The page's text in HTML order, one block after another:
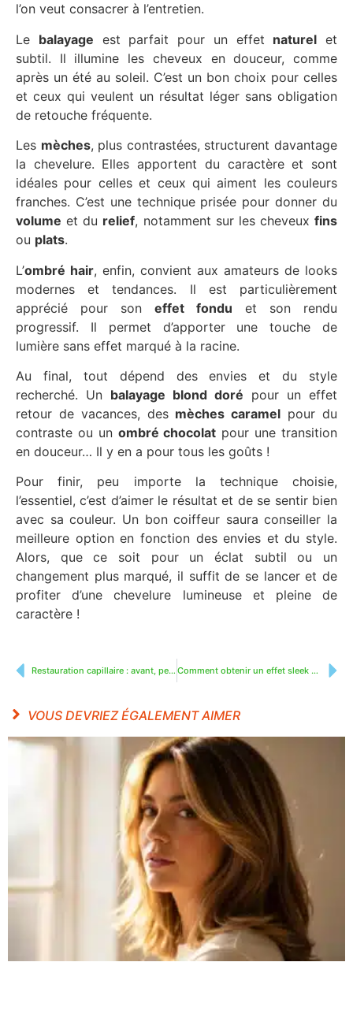
l’on veut consacrer à l’entretien.
Le balayage est parfait pour un effet naturel et
subtil. Il illumine les cheveux en douceur, comme
après un été au soleil. C’est un bon choix pour celles
et ceux qui veulent un résultat léger sans obligation
de retouche fréquente.
Les mèches, plus contrastées, structurent davantage
la chevelure. Elles apportent du caractère et sont
idéales pour celles et ceux qui aiment les couleurs
franches. C’est une technique prisée pour donner du
volume et du relief, notamment sur les cheveux fins
ou plats.
L’ombré hair, enfin, convient aux amateurs de looks
modernes et tendances. Il est particulièrement
apprécié pour son effet fondu et son rendu
progressif. Il permet d’apporter une touche de
lumière sans effet marqué à la racine.
Au final, tout dépend des envies et du style
recherché. Un balayage blond doré pour un effet
retour de vacances, des mèches caramel pour du
contraste ou un ombré chocolat pour une transition
en douceur… Il y en a pour tous les goûts !
Pour finir, peu importe la technique choisie,
l’essentiel, c’est d’aimer le résultat et de se sentir bien
avec sa couleur. Un bon coiffeur saura conseiller la
meilleure option en fonction des envies et du style.
Alors, que ce soit pour un éclat subtil ou un
changement plus marqué, il suffit de se lancer et de
profiter d’une chevelure lumineuse et pleine de
caractère !
Restauration capillaire : avant, pendant, après… Ce que vous devez savoir Comment obtenir un effet sleek parfait sans alourdir vos cheveux ?
VOUS DEVRIEZ ÉGALEMENT AIMER